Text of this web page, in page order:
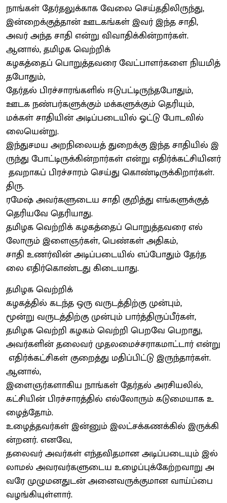
நாங்கள் தேர்தலுக்காக வேலை செய்ததிலிருந்து,
இன்றைக்குத்தான் ஊடகங்கள் இவர் இந்த சாதி,
அவர் அந்த சாதி என்று விவாதிக்கின்றார்கள்.
ஆனால், தமிழக வெற்றிக்
கழகத்தைப் பொறுத்தவரை வேட்பாளர்களை நியமித்
தபோதும்,
தேர்தல் பிரச்சாரங்களில் ஈடுபட்டிருந்தபோதும்,
ஊடக நண்பர்களுக்கும் மக்களுக்கும் தெரியும்,
மக்கள் சாதியின் அடிப்படையில் ஓட்டு போடவில்
லையென்று.
இந்துசமய அறநிலையத் துறைக்கு இந்த சாதியில் இ
ருந்து போட்டிருக்கின்றார்கள் என்று எதிர்க்கட்சியினர்
தவறாகப் பிரச்சாரம் செய்து கொண்டிருக்கிறார்கள்.
திரு.
ரமேஷ் அவர்களுடைய சாதி குறித்து எங்களுக்குத்
தெரியவே தெரியாது.
தமிழக வெற்றிக் கழகத்தைப் பொறுத்தவரை எல்
லோரும் இளைஞர்கள், பெண்கள் அதிகம்,
சாதி உணர்வின் அடிப்படையில் எப்போதும் தேர்த
லை எதிர்கொண்டது கிடையாது.
தமிழக வெற்றிக்
கழகத்தில் கடந்த ஒரு வருடத்திற்கு முன்பும்,
மூன்று வருடத்திற்கு முன்பும் பார்த்திருப்பீர்கள்,
தமிழக வெற்றி கழகம் வெற்றி பெறவே பெறாது,
அவர்களின் தலைவர் முதலமைச்சராகமாட்டார் என்று
எதிர்க்கட்சிகள் குறைத்து மதிப்பிட்டு இருந்தார்கள்.
ஆனால்,
இளைஞர்களாகிய நாங்கள் தேர்தல் அரசியலில்,
கட்சியின் பிரச்சாரத்தில் எல்லோரும் கடுமையாக உ
ழைத்தோம்.
உழைத்தவர்கள் இன்னும் இலட்சக்கணக்கில் இருக்கி
ன்றனர். எனவே,
தலைவர் அவர்கள் எந்தவிதமான அடிப்படையும் இல்
லாமல் அவரவர்களுடைய உழைப்புக்கேற்றவாறு அ
வரே முழுமனதுடன் அனைவருக்குமான வாய்ப்பை
வழங்கியுள்ளார்.